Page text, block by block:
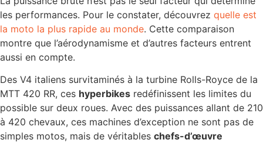
les performances. Pour le constater, découvrez quelle est
la moto la plus rapide au monde. Cette comparaison
montre que l’aérodynamisme et d’autres facteurs entrent
aussi en compte.
Des V4 italiens survitaminés à la turbine Rolls-Royce de la
MTT 420 RR, ces hyperbikes redéfinissent les limites du
possible sur deux roues. Avec des puissances allant de 210
à 420 chevaux, ces machines d’exception ne sont pas de
simples motos, mais de véritables chefs-d’œuvre